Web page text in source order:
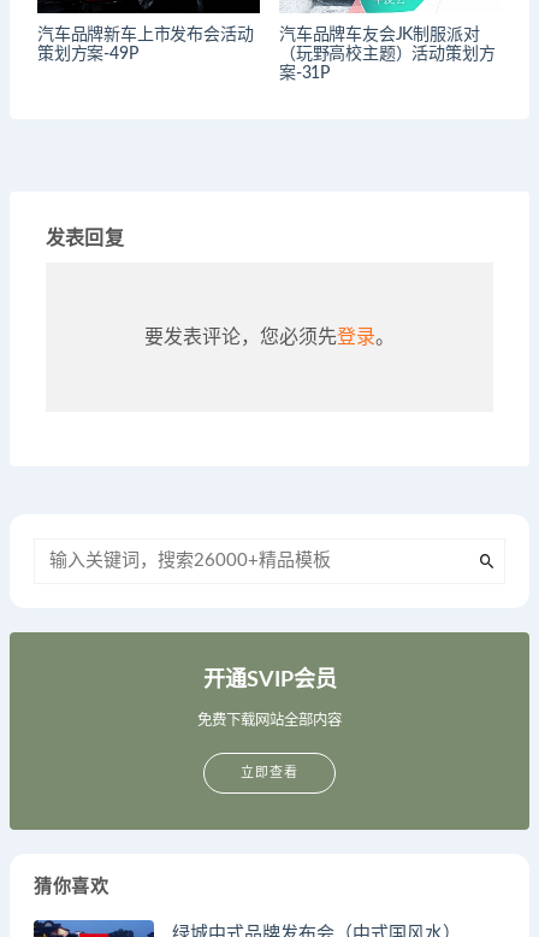
汽车品牌新车上市发布会活动
策划方案-49P
汽车品牌车友会JK制服派对
（玩野高校主题）活动策划方
案-31P
发表回复
要发表评论，您必须先登录。
开通SVIP会员
免费下载网站全部内容
立即查看
猜你喜欢